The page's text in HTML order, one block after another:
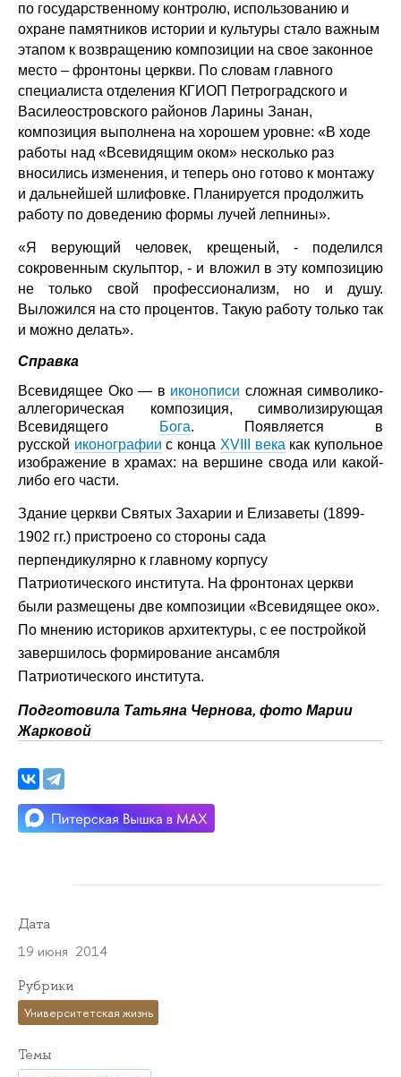
по государственному контролю, использованию и
охране памятников истории и культуры стало важным
этапом к возвращению композиции на свое законное
место – фронтоны церкви. По словам главного
специалиста отделения КГИОП Петроградского и
Василеостровского районов Ларины Занан,
композиция выполнена на хорошем уровне: «В ходе
работы над «Всевидящим оком» несколько раз
вносились изменения, и теперь оно готово к монтажу
и дальнейшей шлифовке. Планируется продолжить
работу по доведению формы лучей лепнины».
«Я верующий человек, крещеный, - поделился
сокровенным скульптор, - и вложил в эту композицию
не только свой профессионализм, но и душу.
Выложился на сто процентов. Такую работу только так
и можно делать».
Справка
Всевидящее Око— в иконописи сложная символико-
аллегорическая композиция, символизирующая
Всевидящего
Бога. Появляется в
русской иконографии с конца XVIII века как купольное
изображение в храмах: на вершине свода или какой-
либо его части.
Здание церкви Святых Захарии и Елизаветы (1899-
1902 гг.) пристроено со стороны сада
перпендикулярно к главному корпусу
Патриотического института. На фронтонах церкви
были размещены две композиции «Всевидящее око».
По мнению историков архитектуры, с ее постройкой
завершилось формирование ансамбля
Патриотического института.
Подготовила Татьяна Чернова, фото Марии
Жарковой
Дата
19 июня 2014
Рубрики
Университетская жизнь
Темы